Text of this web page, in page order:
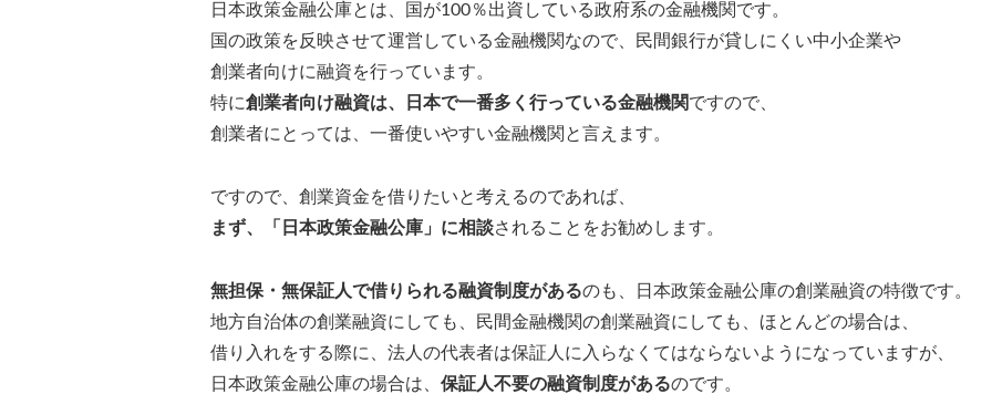
日本政策金融公庫とは、国が100％出資している政府系の金融機関です。
国の政策を反映させて運営している金融機関なので、民間銀行が貸しにくい中小企業や
創業者向けに融資を行っています。
特に創業者向け融資は、日本で一番多く行っている金融機関ですので、
創業者にとっては、一番使いやすい金融機関と言えます。
ですので、創業資金を借りたいと考えるのであれば、
まず、「日本政策金融公庫」に相談されることをお勧めします。
無担保・無保証人で借りられる融資制度があるのも、日本政策金融公庫の創業融資の特徴です。
地方自治体の創業融資にしても、民間金融機関の創業融資にしても、ほとんどの場合は、
借り入れをする際に、法人の代表者は保証人に入らなくてはならないようになっていますが、
日本政策金融公庫の場合は、 保証人不要の融資制度があるのです。